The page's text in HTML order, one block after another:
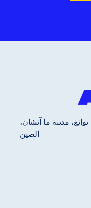
مدينة ما آنشان،
الصين